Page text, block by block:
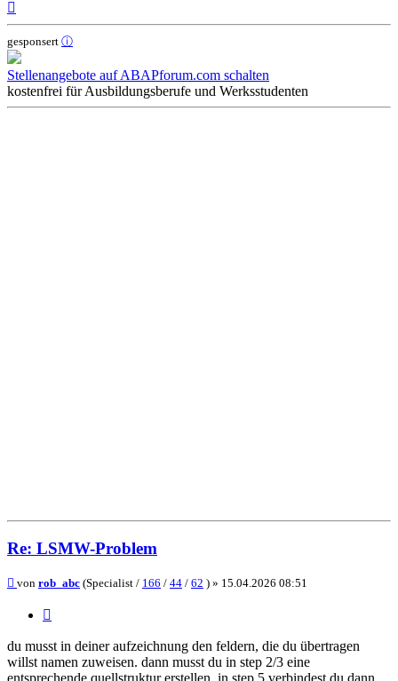
gesponsert ⓘ
Stellenangebote auf ABAPforum.com schalten
kostenfrei für Ausbildungsberufe und Werksstudenten
Re: LSMW-Problem
Beitrag
von rob_abc (Specialist / 166 / 44 / 62 ) » 15.04.2026 08:51
du musst in deiner aufzeichnung den feldern, die du übertragen
willst namen zuweisen. dann musst du in step 2/3 eine